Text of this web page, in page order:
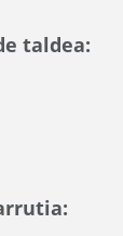
taldea: